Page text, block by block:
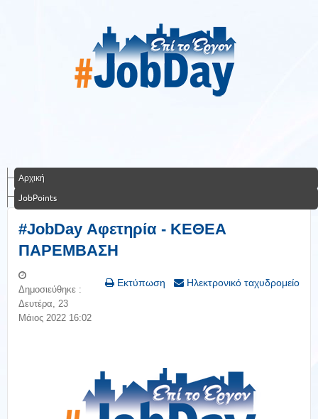
Αρχική
JobPoints
#JobDay Αφετηρία - ΚΕΘΕΑ
ΠΑΡΕΜΒΑΣΗ
Εκτύπωση Ηλεκτρονικό ταχυδρομείο
Δημοσιεύθηκε :
Δευτέρα, 23
Μάιος 2022 16:02